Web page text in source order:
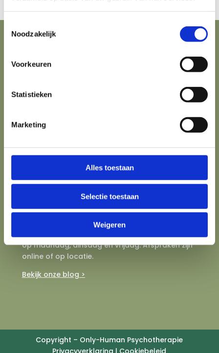
Noodzakelijk
Voorkeuren
Statistieken
Marketing
Alles toestaan
Selectie toestaan
Weigeren
of gebruik de bovenstaande navigatie om deze
post te vinden.
Psychotherapie
GZ-Psycholoog
4881 CZ Zundert
KVK: 95302913
Contact
op maandag, dinsdag en vrijdag. Afspraken zijn
online of op locatie.
Bekijk onze blog >
Copyright – Only-Human Psychotherapie
Privacyverklaring | Cookiebeleid